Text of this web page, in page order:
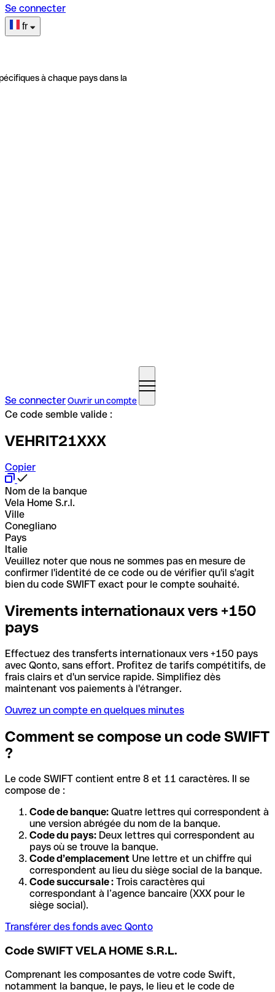
Se connecter
fr
à chaque pays dans la
Se connecterOuvrir un compte
Ce code semble valide :
VEHRIT21XXX
Copier
Nom de la banque
Vela Home S.r.l.
Ville
Conegliano
Pays
Italie
Veuillez noter que nous ne sommes pas en mesure de
confirmer l'identité de ce code ou de vérifier qu'il s'agit
bien du code SWIFT exact pour le compte souhaité.
Virements internationaux vers +150
pays
Effectuez des transferts internationaux vers +150 pays
avec Qonto, sans effort. Profitez de tarifs compétitifs, de
frais clairs et d'un service rapide. Simplifiez dès
maintenant vos paiements à l'étranger.
Ouvrez un compte en quelques minutes
Comment se compose un code SWIFT
?
Le code SWIFT contient entre 8 et 11 caractères. Il se
compose de :
Code de banque: Quatre lettres qui correspondent à
une version abrégée du nom de la banque.
Code du pays: Deux lettres qui correspondent au
pays où se trouve la banque.
Code d’emplacement Une lettre et un chiffre qui
correspondent au lieu du siège social de la banque.
Code succursale : Trois caractères qui
correspondant à l’agence bancaire (XXX pour le
siège social).
Transférer des fonds avec Qonto
Code SWIFT VELA HOME S.R.L.
Comprenant les composantes de votre code Swift,
notamment la banque, le pays, le lieu et le code de